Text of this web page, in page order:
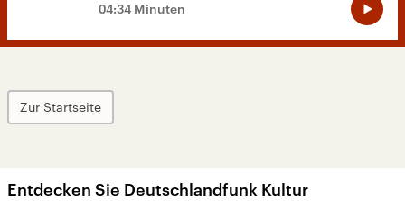
04:34 Minuten
Zur Startseite
Entdecken Sie Deutschlandfunk Kultur